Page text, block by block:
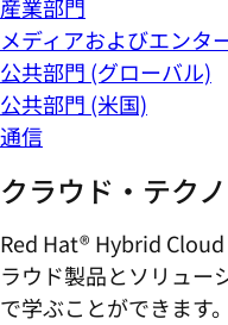
産業部門
メディアおよびエンタ
公共部門 (グローバル)
公共部門 (米国)
通信
クラウド・テク
Red Hat® Hybrid
ラウド製品とソリュー
で学ぶことができます。